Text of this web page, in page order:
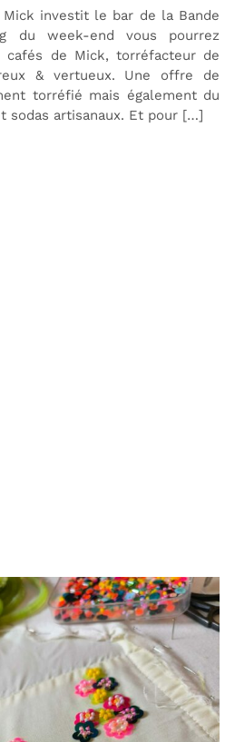
investit le bar de la Bande
du week-end vous pourrez
cafés de Mick, torréfacteur de
& vertueux. Une offre de
torréfié mais également du
sodas artisanaux. Et pour […]